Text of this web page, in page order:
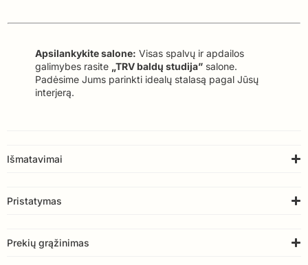
Apsilankykite salone: Visas spalvų ir apdailos
galimybes rasite „TRV baldų studija” salone.
Padėsime Jums parinkti idealų stalasą pagal Jūsų
interjerą.
Išmatavimai
Pristatymas
Prekių grąžinimas